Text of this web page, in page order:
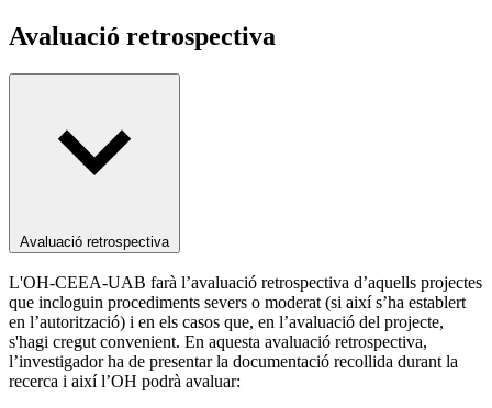
Avaluació retrospectiva
Avaluació retrospectiva
L'OH-CEEA-UAB farà l’avaluació retrospectiva d’aquells projectes
que incloguin procediments severs o moderat (si així s’ha establert
en l’autorització) i en els casos que, en l’avaluació del projecte,
s'hagi cregut convenient. En aquesta avaluació retrospectiva,
l’investigador ha de presentar la documentació recollida durant la
recerca i així l’OH podrà avaluar: